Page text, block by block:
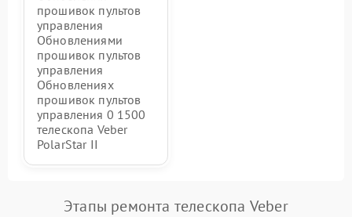
прошивок пультов
управления
Обновлениями
прошивок пультов
управления
Обновлениях
прошивок пультов
управления 0 1500
телескопа Veber
PolarStar II
Этапы ремонта телескопа Veber